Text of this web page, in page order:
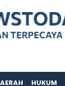
HUKUM